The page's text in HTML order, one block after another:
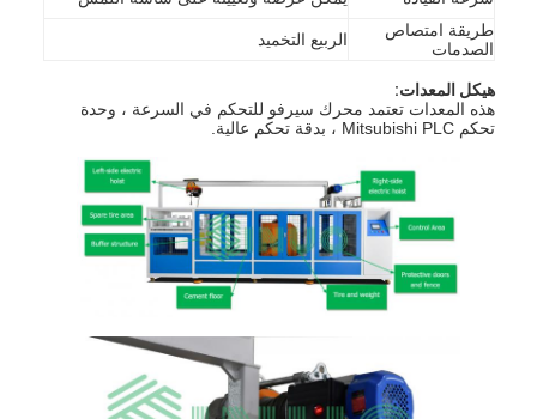
حولنا
مراقبة الجودة
أخبار
مدونة
أجهزة اختبار الأجهزة الكهربائية
طريقة امتصاص
الصدمات
الربيع التخميد
هيكل المعدات:
هذه المعدات تعتمد محرك سيرفو للتحكم في السرعة ، وحدة
تحكم Mitsubishi PLC ، بدقة تحكم عالية.